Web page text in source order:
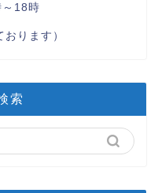
18時
おります）
索